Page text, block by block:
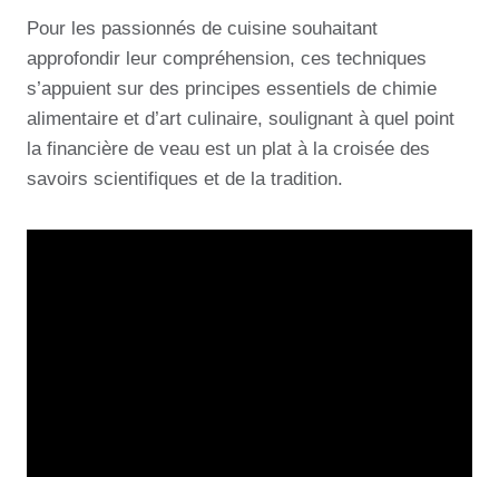
Pour les passionnés de cuisine souhaitant
approfondir leur compréhension, ces techniques
s’appuient sur des principes essentiels de chimie
alimentaire et d’art culinaire, soulignant à quel point
la financière de veau est un plat à la croisée des
savoirs scientifiques et de la tradition.